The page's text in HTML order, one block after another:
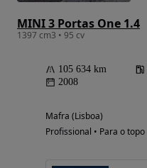
MINI 3 Portas One 1.4
1397 cm3 • 95 cv
105 634 km
2008
Mafra (Lisboa)
Profissional • Para o topo